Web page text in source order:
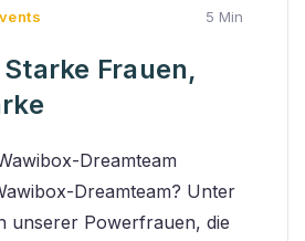
5 Min
Frauen,
Dreamteam
Dreamteam? Unter
unserer Powerfrauen, die